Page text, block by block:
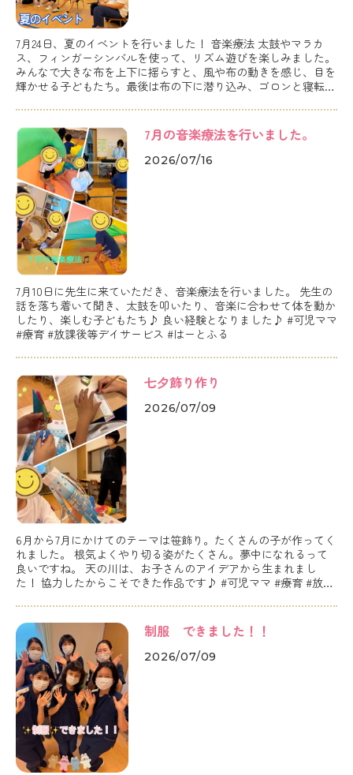
7月24日、夏のイベントを行いました！ 音楽療法 太鼓やマラカ
ス、フィンガーシンバルを使って、リズム遊びを楽しみました。
みんなで大きな布を上下に揺らすと、風や布の動きを感じ、目を
輝かせる子どもたち。最後は布の下に潜り込み、ゴロンと寝転が
ふれる時間となりました。 昼食 おにぎり、唐揚げ、トマトとき
ゅ
2026/07/16
7月の音楽療法を行いました。
7月10日に先生に来ていただき、音楽療法を行いました。 先生の
話を落ち着いて聞き、太鼓を叩いたり、音楽に合わせて体を動か
したり、楽しむ子どもたち♪ 良い経験となりました♪ #可児ママ
#療育 #放課後等デイサービス #はーとふる
2026/07/09
七夕飾り作り
6月から7月にかけてのテーマは笹飾り。たくさんの子が作ってく
れました。 根気よくやり切る姿がたくさん。夢中になれるって
良いですね。 天の川は、お子さんのアイデアから生まれまし
た！ 協力したからこそできた作品です♪ #可児ママ #療育 #放課
2026/07/09
制服 できました！！